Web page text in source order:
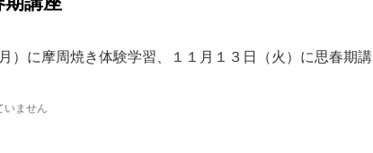
）に摩周焼き体験学習、１１月１３日（火）に思春期講
いません